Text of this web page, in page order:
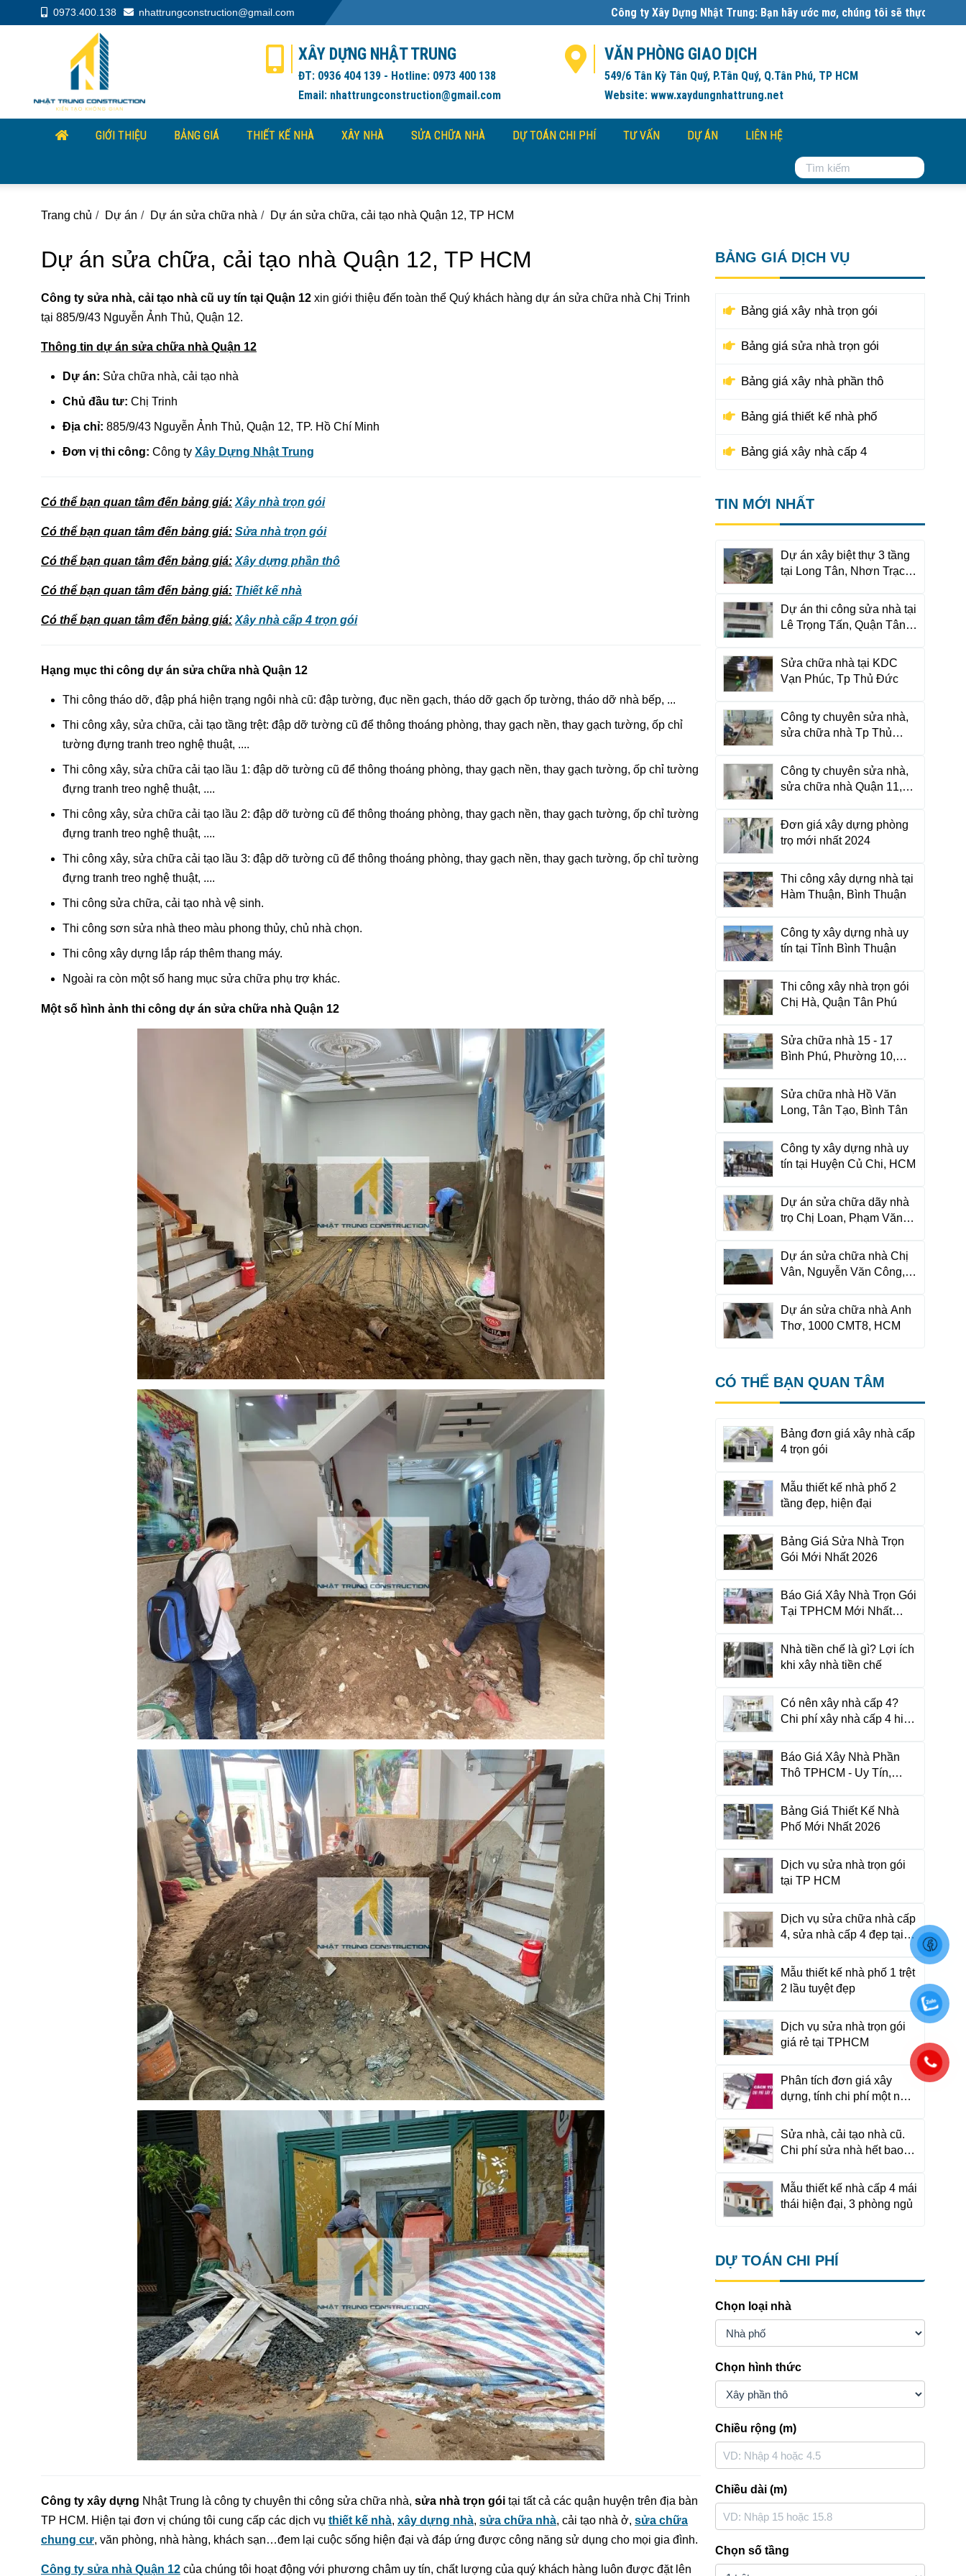
0973.400.138 nhattrungconstruction@gmail.com Công ty Xây Dựng Nhật Trung: Bạn hãy ước mơ, chúng tôi sẽ thực hiện:Đơn giá xây dựng
XÂY DỰNG NHẬT TRUNG
ĐT: 0936 404 139 - Hotline: 0973 400 138
Email: nhattrungconstruction@gmail.com
VĂN PHÒNG GIAO DỊCH
549/6 Tân Kỳ Tân Quý, P.Tân Quý, Q.Tân Phú, TP HCM
Website: www.xaydungnhattrung.net
GIỚI THIỆU BẢNG GIÁ THIẾT KẾ NHÀ XÂY NHÀ SỬA CHỮA NHÀ DỰ TOÁN CHI PHÍ TƯ VẤN DỰ ÁN LIÊN HỆ
Trang chủ Dự án Dự án sửa chữa nhà Dự án sửa chữa, cải tạo nhà Quận 12, TP HCM
Dự án sửa chữa, cải tạo nhà Quận 12, TP HCM
Công ty sửa nhà, cải tạo nhà cũ uy tín tại Quận 12 xin giới thiệu đến toàn thể Quý khách hàng dự án sửa chữa nhà Chị Trinh
tại 885/9/43 Nguyễn Ảnh Thủ, Quận 12.
Thông tin dự án sửa chữa nhà Quận 12
Dự án: Sửa chữa nhà, cải tạo nhà
Chủ đầu tư: Chị Trinh
Địa chỉ: 885/9/43 Nguyễn Ảnh Thủ, Quận 12, TP. Hồ Chí Minh
Đơn vị thi công: Công ty Xây Dựng Nhật Trung
Có thể bạn quan tâm đến bảng giá: Xây nhà trọn gói
Có thể bạn quan tâm đến bảng giá: Sửa nhà trọn gói
Có thể bạn quan tâm đến bảng giá: Xây dựng phần thô
Có thể bạn quan tâm đến bảng giá: Thiết kế nhà
Có thể bạn quan tâm đến bảng giá: Xây nhà cấp 4 trọn gói
Hạng mục thi công dự án sửa chữa nhà Quận 12
Thi công tháo dỡ, đập phá hiện trạng ngôi nhà cũ: đập tường, đục nền gạch, tháo dỡ gạch ốp tường, tháo dỡ nhà bếp, ...
Thi công xây, sửa chữa, cải tạo tầng trệt: đập dỡ tường cũ để thông thoáng phòng, thay gạch nền, thay gạch tường, ốp chỉ
tường đựng tranh treo nghệ thuật, ....
Thi công xây, sửa chữa cải tạo lầu 1: đập dỡ tường cũ để thông thoáng phòng, thay gạch nền, thay gạch tường, ốp chỉ tường
đựng tranh treo nghệ thuật, ....
Thi công xây, sửa chữa cải tạo lầu 2: đập dỡ tường cũ để thông thoáng phòng, thay gạch nền, thay gạch tường, ốp chỉ tường
đựng tranh treo nghệ thuật, ....
Thi công xây, sửa chữa cải tạo lầu 3: đập dỡ tường cũ để thông thoáng phòng, thay gạch nền, thay gạch tường, ốp chỉ tường
đựng tranh treo nghệ thuật, ....
Thi công sửa chữa, cải tạo nhà vệ sinh.
Thi công sơn sửa nhà theo màu phong thủy, chủ nhà chọn.
Thi công xây dựng lắp ráp thêm thang máy.
Ngoài ra còn một số hang mục sửa chữa phụ trợ khác.
Một số hình ảnh thi công dự án sửa chữa nhà Quận 12
Công ty xây dựng Nhật Trung là công ty chuyên thi công sửa chữa nhà, sửa nhà trọn gói tại tất cả các quận huyện trên địa bàn
TP HCM. Hiện tại đơn vị chúng tôi cung cấp các dịch vụ thiết kế nhà, xây dựng nhà, sửa chữa nhà, cải tạo nhà ở, sửa chữa
chung cư, văn phòng, nhà hàng, khách sạn…đem lại cuộc sống hiện đại và đáp ứng được công năng sử dụng cho mọi gia đình.
Công ty sửa nhà Quận 12 của chúng tôi hoạt động với phương châm uy tín, chất lượng của quý khách hàng luôn được đặt lên
BẢNG GIÁ DỊCH VỤ
Bảng giá xây nhà trọn gói
Bảng giá sửa nhà trọn gói
Bảng giá xây nhà phần thô
Bảng giá thiết kế nhà phố
Bảng giá xây nhà cấp 4
TIN MỚI NHẤT
Dự án xây biệt thự 3 tầng
tại Long Tân, Nhơn Trạch,
Dự án thi công sửa nhà tại
Lê Trọng Tấn, Quận Tân
Sửa chữa nhà tại KDC
Vạn Phúc, Tp Thủ Đức
Công ty chuyên sửa nhà,
sửa chữa nhà Tp Thủ
Công ty chuyên sửa nhà,
sửa chữa nhà Quận 11,
Đơn giá xây dựng phòng
trọ mới nhất 2024
Thi công xây dựng nhà tại
Hàm Thuận, Bình Thuận
Công ty xây dựng nhà uy
tín tại Tỉnh Bình Thuận
Thi công xây nhà trọn gói
Chị Hà, Quận Tân Phú
Sửa chữa nhà 15 - 17
Bình Phú, Phường 10,
Sửa chữa nhà Hồ Văn
Long, Tân Tạo, Bình Tân
Công ty xây dựng nhà uy
tín tại Huyện Củ Chi, HCM
Dự án sửa chữa dãy nhà
trọ Chị Loan, Phạm Văn
Dự án sửa chữa nhà Chị
Vân, Nguyễn Văn Công,
Dự án sửa chữa nhà Anh
Thơ, 1000 CMT8, HCM
CÓ THỂ BẠN QUAN TÂM
Bảng đơn giá xây nhà cấp
4 trọn gói
Mẫu thiết kế nhà phố 2
tầng đẹp, hiện đại
Bảng Giá Sửa Nhà Trọn
Gói Mới Nhất 2026
Báo Giá Xây Nhà Trọn Gói
Tại TPHCM Mới Nhất
Nhà tiền chế là gì? Lợi ích
khi xây nhà tiền chế
Có nên xây nhà cấp 4?
Chi phí xây nhà cấp 4 hiện
Báo Giá Xây Nhà Phần
Thô TPHCM - Uy Tín,
Bảng Giá Thiết Kế Nhà
Phố Mới Nhất 2026
Dịch vụ sửa nhà trọn gói
tại TP HCM
Dịch vụ sửa chữa nhà cấp
4, sửa nhà cấp 4 đẹp tại
Mẫu thiết kế nhà phố 1 trệt
2 lầu tuyệt đẹp
Dịch vụ sửa nhà trọn gói
giá rẻ tại TPHCM
Phân tích đơn giá xây
dựng, tính chi phí một ngôi
Sửa nhà, cải tạo nhà cũ.
Chi phí sửa nhà hết bao
Mẫu thiết kế nhà cấp 4 mái
thái hiện đại, 3 phòng ngủ
DỰ TOÁN CHI PHÍ
Chọn loại nhà
Chọn hình thức
Chiều rộng (m)
Chiều dài (m)
Chọn số tầng